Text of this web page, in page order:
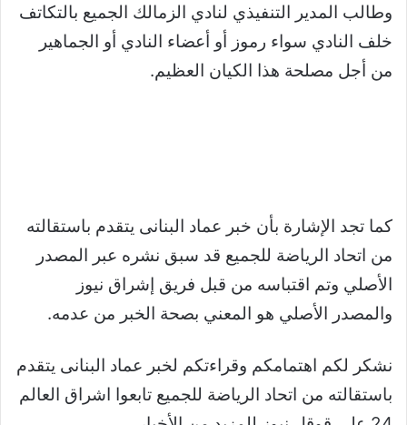
وطالب المدير التنفيذي لنادي الزمالك الجميع بالتكاتف
خلف النادي سواء رموز أو أعضاء النادي أو الجماهير
من أجل مصلحة هذا الكيان العظيم.
كما تجد الإشارة بأن خبر عماد البنانى يتقدم باستقالته
من اتحاد الرياضة للجميع قد سبق نشره عبر المصدر
الأصلي وتم اقتباسه من قبل فريق إشراق نيوز
والمصدر الأصلي هو المعني بصحة الخبر من عدمه.
نشكر لكم اهتمامكم وقراءتكم لخبر عماد البنانى يتقدم
باستقالته من اتحاد الرياضة للجميع تابعوا اشراق العالم